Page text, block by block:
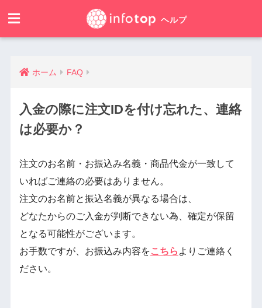
ホーム FAQ
入金の際に注文IDを付け忘れた、連絡
は必要か？
注文のお名前・お振込み名義・商品代金が一致して
いればご連絡の必要はありません。
注文のお名前と振込名義が異なる場合は、
どなたからのご入金が判断できない為、確定が保留
となる可能性がございます。
お手数ですが、お振込み内容をこちら よりご連絡く
ださい。